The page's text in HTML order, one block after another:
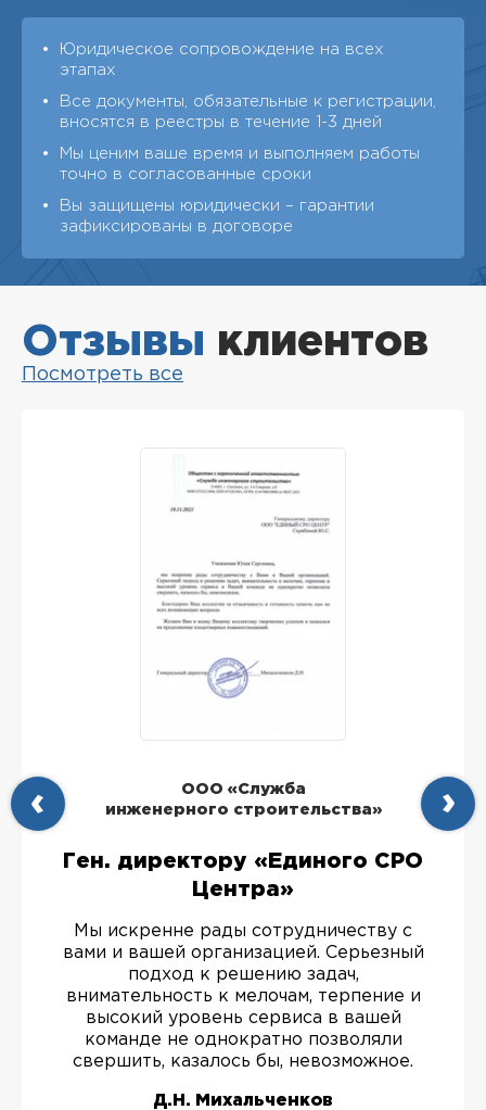
Юридическое сопровождение на всех
этапах
Все документы, обязательные к регистрации,
вносятся в реестры в течение 1-3 дней
Мы ценим ваше время и выполняем работы
точно в согласованные сроки
Вы защищены юридически – гарантии
зафиксированы в договоре
Отзывы клиентов
Посмотреть все
ООО «Служба
инженерного строительства»
Ген. директору «Единого СРО
Центра»
Мы искренне рады сотрудничеству с
вами и вашей организацией. Серьезный
подход к решению задач,
внимательность к мелочам, терпение и
высокий уровень сервиса в вашей
команде не однократно позволяли
свершить, казалось бы, невозможное.
Д.Н. Михальченков